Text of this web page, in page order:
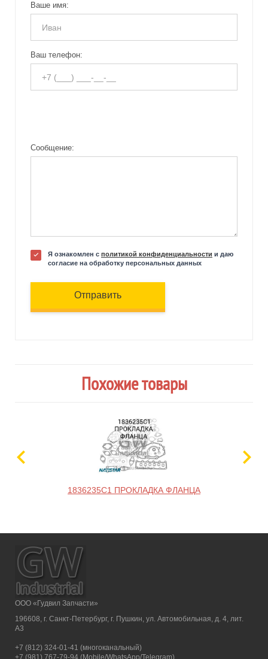
Ваше имя:
Ваш телефон:
Сообщение:
Я ознакомлен с политикой конфиденциальности и даю
согласие на обработку персональных данных
Отправить
Похожие товары
1836235C1 ПРОКЛАДКА ФЛАНЦА
ООО «Гудвил Запчасти»
196608, г. Санкт-Петербург, г. Пушкин, ул. Автомобильная, д. 4, лит.
А3
+7 (812) 324-01-41 (многоканальный)
+7 (981) 767-79-94 (Mobile/WhatsApp/Telegram)